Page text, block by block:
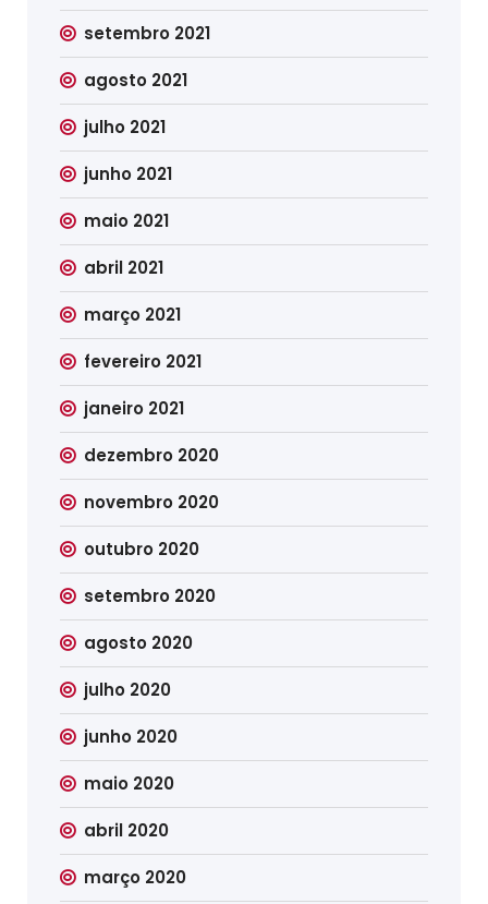
setembro 2021
agosto 2021
julho 2021
junho 2021
maio 2021
abril 2021
março 2021
fevereiro 2021
janeiro 2021
dezembro 2020
novembro 2020
outubro 2020
setembro 2020
agosto 2020
julho 2020
junho 2020
maio 2020
abril 2020
março 2020